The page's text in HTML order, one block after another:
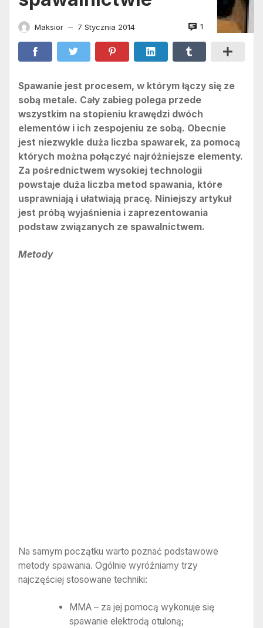
Maksior — 7 Stycznia 2014 1
Spawanie jest procesem, w którym łączy się ze
sobą metale. Cały zabieg polega przede
wszystkim na stopieniu krawędzi dwóch
elementów i ich zespojeniu ze sobą. Obecnie
jest niezwykle duża liczba spawarek, za pomocą
których można połączyć najróżniejsze elementy.
Za pośrednictwem wysokiej technologii
powstaje duża liczba metod spawania, które
usprawniają i ułatwiają pracę. Niniejszy artykuł
jest próbą wyjaśnienia i zaprezentowania
podstaw związanych ze spawalnictwem.
Metody
Na samym początku warto poznać podstawowe
metody spawania. Ogólnie wyróżniamy trzy
najczęściej stosowane techniki:
MMA – za jej pomocą wykonuje się
spawanie elektrodą otuloną;